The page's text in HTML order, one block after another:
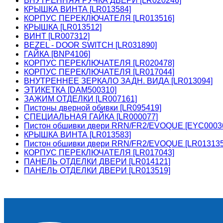
КРЫШКА ВИНТА [LR013584]
КОРПУС ПЕРЕКЛЮЧАТЕЛЯ [LR013516]
КРЫШКА [LR013512]
ВИНТ [LR007312]
BEZEL - DOOR SWITCH [LR031890]
ГАЙКА [BNP4106]
КОРПУС ПЕРЕКЛЮЧАТЕЛЯ [LR020478]
КОРПУС ПЕРЕКЛЮЧАТЕЛЯ [LR017044]
ВНУТРЕННЕЕ ЗЕРКАЛО ЗАДН. ВИДА [LR013094]
ЭТИКЕТКА [DAM500310]
ЗАЖИМ ОТДЕЛКИ [LR007161]
Пистоны дверной обивки [LR095419]
СПЕЦИАЛЬНАЯ ГАЙКА [LR000077]
Пистон обшивки двери RRN/FR2/EVOQUE
КРЫШКА ВИНТА [LR013583]
Пистон обшивки двери RRN/FR2/EVOQUE
КОРПУС ПЕРЕКЛЮЧАТЕЛЯ [LR017043]
ПАНЕЛЬ ОТДЕЛКИ ДВЕРИ [LR014121]
ПАНЕЛЬ ОТДЕЛКИ ДВЕРИ [LR013519]